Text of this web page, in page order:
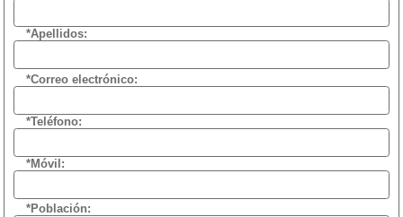
*Apellidos:
*Correo electrónico:
*Teléfono:
*Móvil:
*Población: